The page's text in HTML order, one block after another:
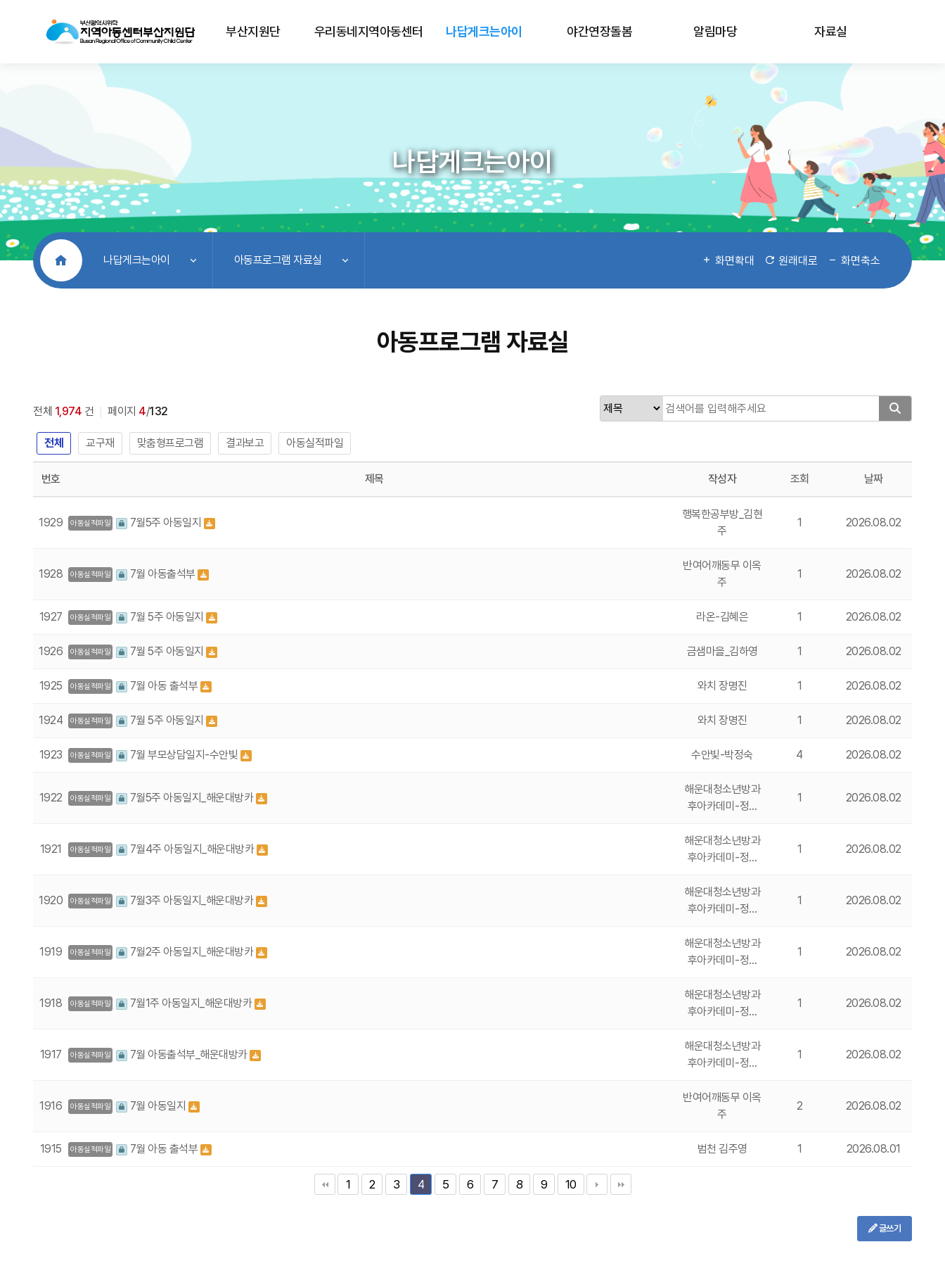
부산지원단 우리동네지역아동센터 나답게크는아이 야간연장돌봄 알림마당 자료실
나답게크는아이
처음으로나답게크는아이 아동프로그램 자료실 화면확대 원래대로 화면축소
아동프로그램 자료실
전체 1,974 건 페이지 4/132
전체 교구재 맞춤형프로그램 결과보고 아동실적파일
번호 제목 작성자 조회 날짜
1929 아동실적파일 7월5주 아동일지
행복한공부방_김현
주
1 2026.08.02
1928 아동실적파일 7월 아동출석부
반여어깨동무 이옥
주
1 2026.08.02
1927 아동실적파일 7월 5주 아동일지 라온-김혜은 1 2026.08.02
1926 아동실적파일 7월 5주 아동일지 금샘마을_김하영 1 2026.08.02
1925 아동실적파일 7월 아동 출석부 와치 장명진 1 2026.08.02
1924 아동실적파일 7월 5주 아동일지 와치 장명진 1 2026.08.02
1923 아동실적파일 7월 부모상담일지-수안빛 수안빛-박정숙 4 2026.08.02
1922 아동실적파일 7월5주 아동일지_해운대방카
해운대청소년방과
후아카데미-정…
1 2026.08.02
1921 아동실적파일 7월4주 아동일지_해운대방카
해운대청소년방과
후아카데미-정…
1 2026.08.02
1920 아동실적파일 7월3주 아동일지_해운대방카
해운대청소년방과
후아카데미-정…
1 2026.08.02
1919 아동실적파일 7월2주 아동일지_해운대방카
해운대청소년방과
후아카데미-정…
1 2026.08.02
1918 아동실적파일 7월1주 아동일지_해운대방카
해운대청소년방과
후아카데미-정…
1 2026.08.02
1917 아동실적파일 7월 아동출석부_해운대방카
해운대청소년방과
후아카데미-정…
1 2026.08.02
1916 아동실적파일 7월 아동일지
반여어깨동무 이옥
주
2 2026.08.02
1915 아동실적파일 7월 아동 출석부 범천 김주영 1 2026.08.01
1 2 3 4 5 6 7 8 9 10
글쓰기